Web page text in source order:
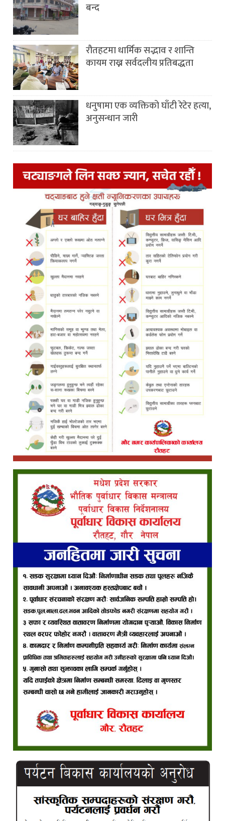
बन्द
रौतहटमा धार्मिक सद्भाव र शान्ति
कायम राख्न सर्वदलीय प्रतिबद्धता
धनुषामा एक व्यक्तिको घाँटी रेटेर हत्या,
अनुसन्धान जारी